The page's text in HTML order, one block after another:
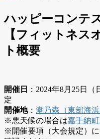
ハッピーコンテ
【フィットネス
ト概要
開催日
：2024年8月25日
定
開催地： 潮乃森（東部海浜
※悪天候の場合は嘉手納
※開催要項（大会規定）